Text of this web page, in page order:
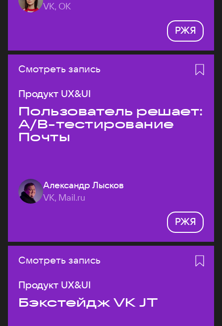
VK, ОК
РЖЯ
Смотреть запись
Продукт UX&UI
Пользователь решает:
A/B-тестирование
Почты
Александр Лысков
VK, Mail.ru
РЖЯ
Смотреть запись
Продукт UX&UI
Бэкстейдж VK JT